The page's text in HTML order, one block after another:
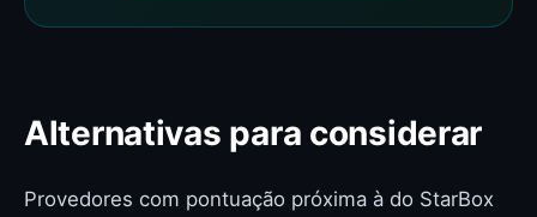
Alternativas para considerar
Provedores com pontuação próxima à do StarBox